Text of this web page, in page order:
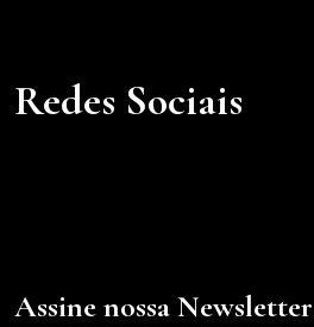
Redes Sociais
Assine nossa Newsletter